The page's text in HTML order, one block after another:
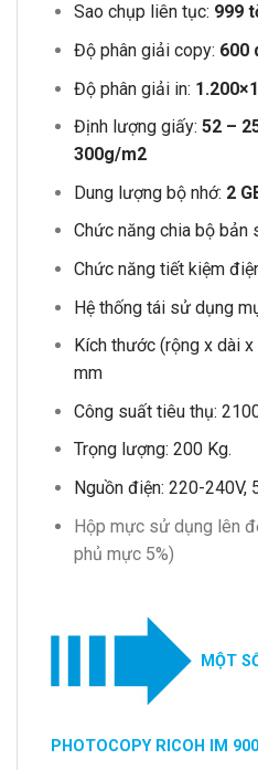
Sao chụp liên tục: 999
Độ phân giải copy: 600
Độ phân giải in:
Định lượng giấy: 52 –
300g/m2
Dung lượng bộ nhớ: 2
Chức năng chia bộ bản
Chức năng tiết kiệm
Hệ thống tái sử dụng
Kích thước (rộng x dài
mm
Công suất tiêu thụ:
Trọng lượng: 200 Kg.
Nguồn điện: 220-240V,
Hộp mực sử dụng lên
phủ mực 5%)
MỘT
PHOTOCOPY RICOH IM